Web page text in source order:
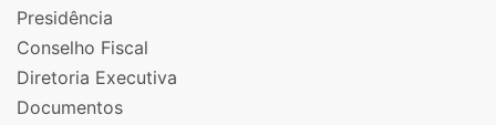
Presidência
Conselho Fiscal
Diretoria Executiva
Documentos